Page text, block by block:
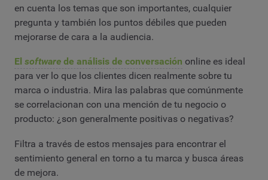
en cuenta los temas que son importantes, cualquier
pregunta y también los puntos débiles que pueden
mejorarse de cara a la audiencia.
El software de análisis de conversación online es ideal
para ver lo que los clientes dicen realmente sobre tu
marca o industria. Mira las palabras que comúnmente
se correlacionan con una mención de tu negocio o
producto: ¿son generalmente positivas o negativas?
Filtra a través de estos mensajes para encontrar el
sentimiento general en torno a tu marca y busca áreas
de mejora.